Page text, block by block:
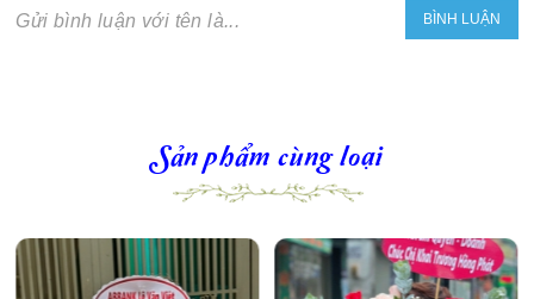
Gửi bình luận với tên là...
Sản phẩm cùng loại